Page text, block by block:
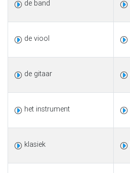
de band
de viool
de gitaar
het instrument
klasiek